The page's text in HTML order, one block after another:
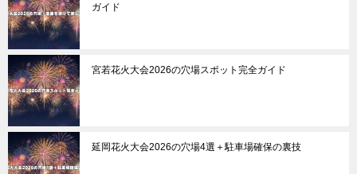
ガイド
宮若花火大会2026の穴場スポット完全ガイド
延岡花火大会2026の穴場4選＋駐車場確保の裏技